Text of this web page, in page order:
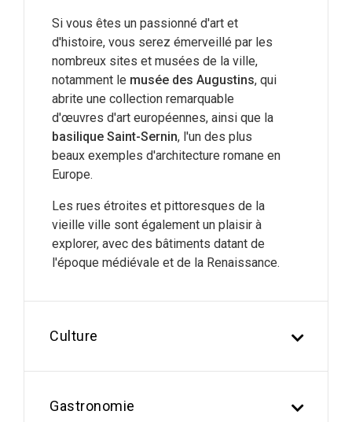
Si vous êtes un passionné d'art et
d'histoire, vous serez émerveillé par les
nombreux sites et musées de la ville,
notamment le musée des Augustins, qui
abrite une collection remarquable
d'œuvres d'art européennes, ainsi que la
basilique Saint-Sernin, l'un des plus
beaux exemples d'architecture romane en
Europe.
Les rues étroites et pittoresques de la
vieille ville sont également un plaisir à
explorer, avec des bâtiments datant de
l'époque médiévale et de la Renaissance.
Culture
Gastronomie